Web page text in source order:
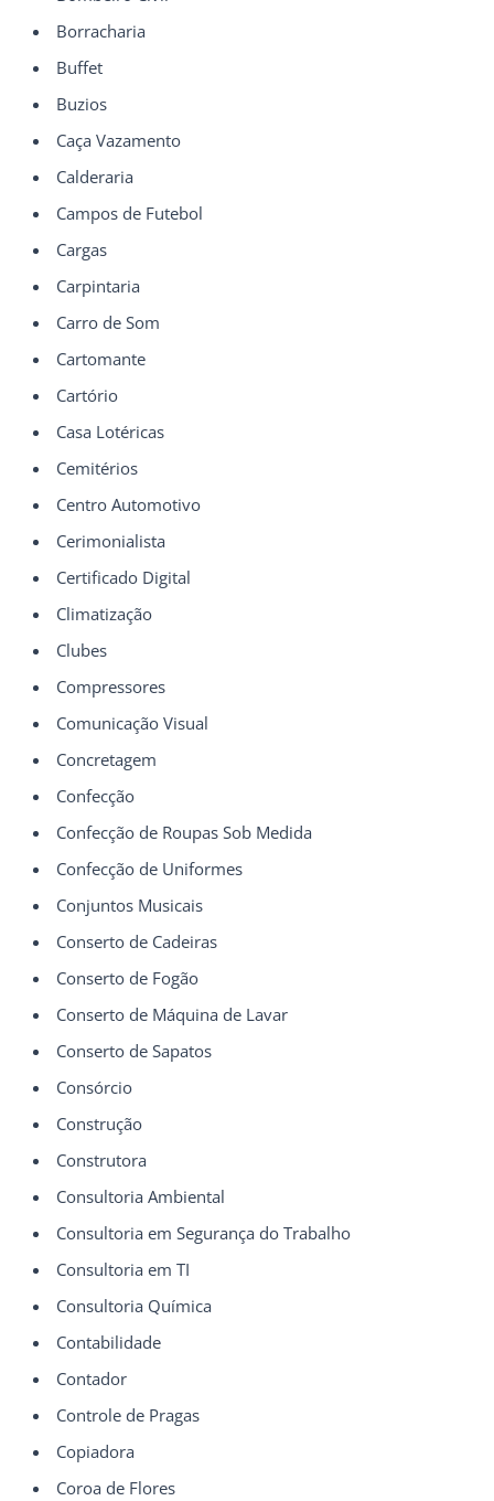
Borracharia
Buffet
Buzios
Caça Vazamento
Calderaria
Campos de Futebol
Cargas
Carpintaria
Carro de Som
Cartomante
Cartório
Casa Lotéricas
Cemitérios
Centro Automotivo
Cerimonialista
Certificado Digital
Climatização
Clubes
Compressores
Comunicação Visual
Concretagem
Confecção
Confecção de Roupas Sob Medida
Confecção de Uniformes
Conjuntos Musicais
Conserto de Cadeiras
Conserto de Fogão
Conserto de Máquina de Lavar
Conserto de Sapatos
Consórcio
Construção
Construtora
Consultoria Ambiental
Consultoria em Segurança do Trabalho
Consultoria em TI
Consultoria Química
Contabilidade
Contador
Controle de Pragas
Copiadora
Coroa de Flores